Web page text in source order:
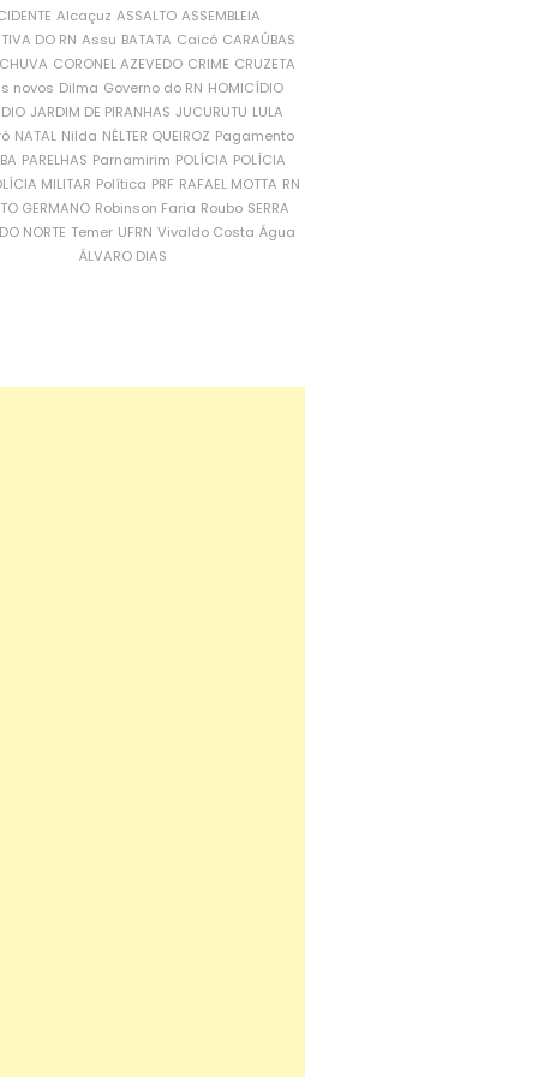
Alcaçuz ASSALTO ASSEMBLEIA
DO RN Assu BATATA Caicó CARAÚBAS
CORONEL AZEVEDO CRIME CRUZETA
novos Dilma Governo do RN HOMICÍDIO
JARDIM DE PIRANHAS JUCURUTU LULA
NATAL Nilda NÉLTER QUEIROZ Pagamento
PARELHAS Parnamirim POLÍCIA POLÍCIA
MILITAR Política PRF RAFAEL MOTTA RN
GERMANO Robinson Faria Roubo SERRA
NORTE Temer UFRN Vivaldo Costa Água
ÁLVARO DIAS